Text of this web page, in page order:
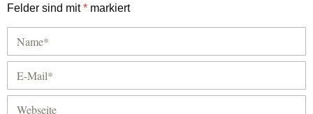
Felder sind mit* markiert